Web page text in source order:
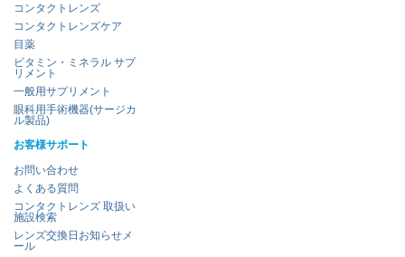
コンタクトレンズ
コンタクトレンズケア
目薬
ビタミン・ミネラル サプ
リメント
一般用サプリメント
眼科用手術機器(サージカ
ル製品)
お客様サポート
お問い合わせ
よくある質問
コンタクトレンズ 取扱い
施設検索
レンズ交換日お知らせメ
ール